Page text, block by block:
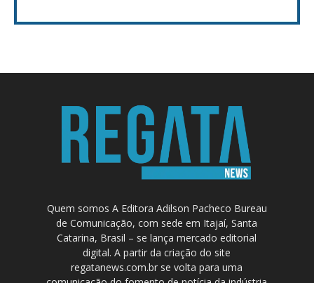
Quem somos A Editora Adilson Pacheco Bureau
de Comunicação, com sede em Itajaí, Santa
Catarina, Brasil – se lança mercado editorial
digital. A partir da criação do site
regatanews.com.br se volta para uma